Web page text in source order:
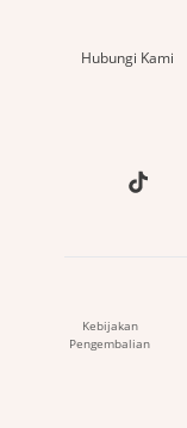
Hubungi Kami
Kebijakan
Pengembalian